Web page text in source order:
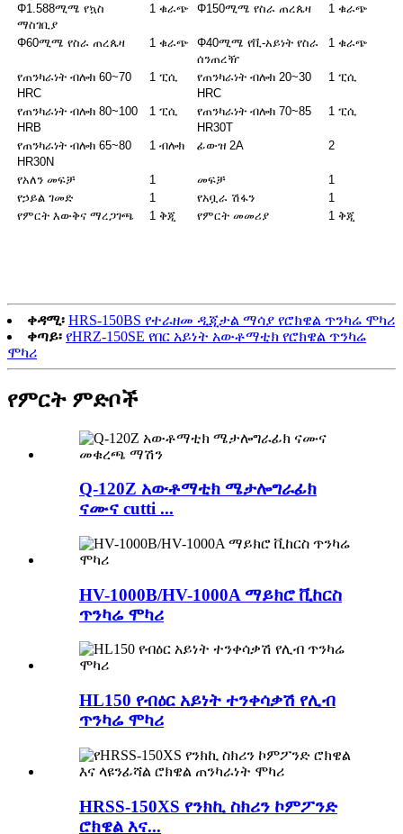
Φ1.588ሚሜ የኳስ
ማስገቢያ
1 ቁራጭ Φ150ሚሜ የስራ ጠረጴዛ 1 ቁራጭ
Φ60ሚሜ የስራ ጠረጴዛ 1 ቁራጭ
Φ40ሚሜ የቪ-አይነት የስራ
ሰንጠረዥ
1 ቁራጭ
የጠንካራነት ብሎክ 60~70
HRC
1 ፒሲ
የጠንካራነት ብሎክ 20~30
HRC
1 ፒሲ
የጠንካራነት ብሎክ 80~100
HRB
1 ፒሲ
የጠንካራነት ብሎክ 70~85
HR30T
1 ፒሲ
የጠንካራነት ብሎክ 65~80
HR30N
1 ብሎክ ፊውዝ 2A 2
የአለን መፍቻ 1 መፍቻ
1
የኃይል ገመድ
1 የአቧራ ሽፋን
1
የምርት እውቅና ማረጋገጫ
1 ቅጂ የምርት መመሪያ 1 ቅጂ
ቀዳሚ፡ HRS-150BS የተራዘመ ዲጂታል ማሳያ የሮክዌል ጥንካሬ ሞካሪ
ቀጣይ፡ የHRZ-150SE የበር አይነት አውቶማቲክ የሮክዌል ጥንካሬ
ሞካሪ
የምርት ምድቦች
Q-120Z አውቶማቲክ ሜታሎግራፊክ
ናሙና cutti ...
HV-1000B/HV-1000A ማይክሮ ቪከርስ
ጥንካሬ ሞካሪ
HL150 የብዕር አይነት ተንቀሳቃሽ የሊብ
ጥንካሬ ሞካሪ
HRSS-150XS የንክኪ ስክሪን ኮምፖንድ
ሮክዌል እና...